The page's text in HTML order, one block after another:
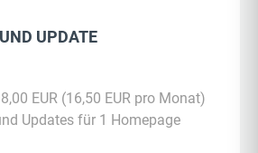
Mustertexte und Bilderwelten
Vorlagensammlung für Inhalte
mit Countdown und
und Datenschutz
für reglementierte Berufe
UPDATE
mit kostenfreiem Zertifikat
und Verbesserungen
EUR (16,50 EUR pro Monat)
Updates für 1 Homepage